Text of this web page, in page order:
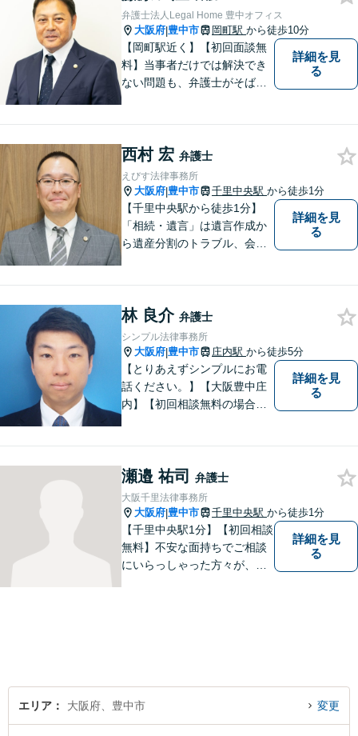
弁護士法人Legal Home 豊中オフィス
大阪府|豊中市 岡町駅 から徒歩10分
【岡町駅近く】【初回面談無
料】当事者だけでは解決でき
ない問題も、弁護士がそばに
交通事故／企業法務など、幅
広く対応可能。【夜間／休日
対応可能】まずはお気軽にご
連絡ください。
詳細を見
る
西村 宏 弁護士
えびす法律事務所
大阪府|豊中市 千里中央駅 から徒歩1分
【千里中央駅から徒歩1分】
「相続・遺言」は遺言作成か
ら遺産分割のトラブル、会社
【初回相談30分無料】
詳細を見
る
林 良介 弁護士
シンプル法律事務所
大阪府|豊中市 庄内駅 から徒歩5分
【とりあえずシンプルにお電
話ください。】【大阪豊中庄
内】【初回相談無料の場合あ
やWEB相談もございますので
お気軽にお問合せください】
詳細を見
る
瀬邉 祐司 弁護士
大阪千里法律事務所
大阪府|豊中市 千里中央駅 から徒歩1分
【千里中央駅1分】【初回相談
無料】不安な面持ちでご相談
にいらっしゃった方々が、少
詳細を見
る
エリア 大阪府、豊中市 変更